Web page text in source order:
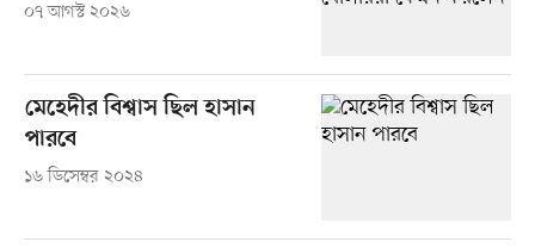
০৭ আগস্ট ২০২৬
মেহেদীর বিশ্বাস ছিল হাসান
পারবে
১৬ ডিসেম্বর ২০২৪